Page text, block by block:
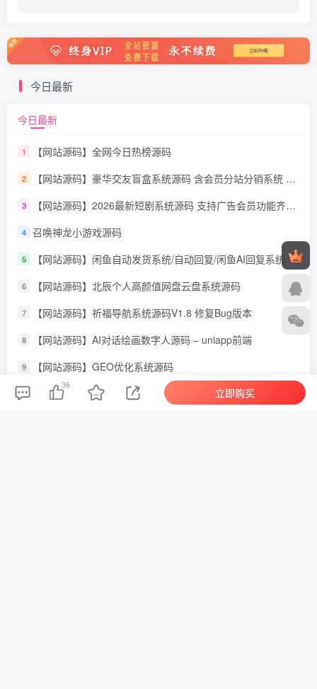
今日最新
今日最新
1 【网站源码】全网今日热榜源码
2 【网站源码】豪华交友盲盒系统源码 含会员分站分销系统 可易支付
3 【网站源码】2026最新短剧系统源码 支持广告会员功能齐全短剧源码
4 召唤神龙小游戏源码
5 【网站源码】闲鱼自动发货系统/自动回复/闲鱼AI回复系统源码
6 【网站源码】北辰个人高颜值网盘云盘系统源码
7 【网站源码】祈福导航系统源码V1.8 修复Bug版本
8 【网站源码】AI对话绘画数字人源码 – uniapp前端
9 【网站源码】GEO优化系统源码
10 捕鱼达人小游戏源码 2.0修复升级版 多用户带后台
36
立即购买